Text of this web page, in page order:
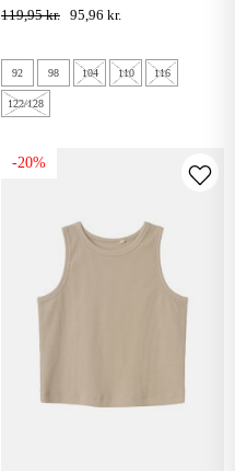
frosting
119,95 kr. 95,96 kr.
92 98 104 110 116
122/128
-20%